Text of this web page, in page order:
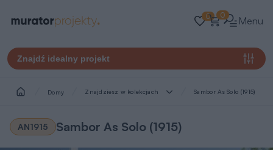
0 0 Menu
Znajdź idealny projekt
Domy Znajdziesz w kolekcjach Sambor As Solo (1915)
AN1915 Sambor As Solo (1915)